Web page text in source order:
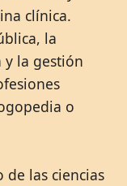
clínica.
la
la gestión
o
de las ciencias